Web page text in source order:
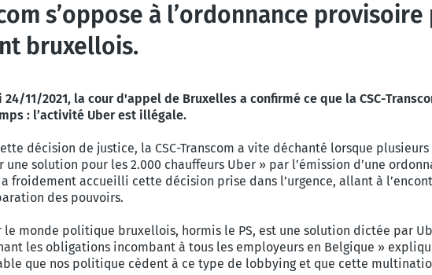
s’oppose à l’ordonnance
bruxellois.
24/11/2021, la cour d'appel de Bruxelles a confirmé ce que la CSC-
: l’activité Uber est illégale.
décision de justice, la CSC-Transcom a vite déchanté lorsque
solution pour les 2.000 chauffeurs Uber » par l’émission d’une
froidement accueilli cette décision prise dans l’urgence, allant à
des pouvoirs.
le monde politique bruxellois, hormis le PS, est une solution dictée par
les obligations incombant à tous les employeurs en Belgique »
que nos politique cèdent à ce type de lobbying et que cette